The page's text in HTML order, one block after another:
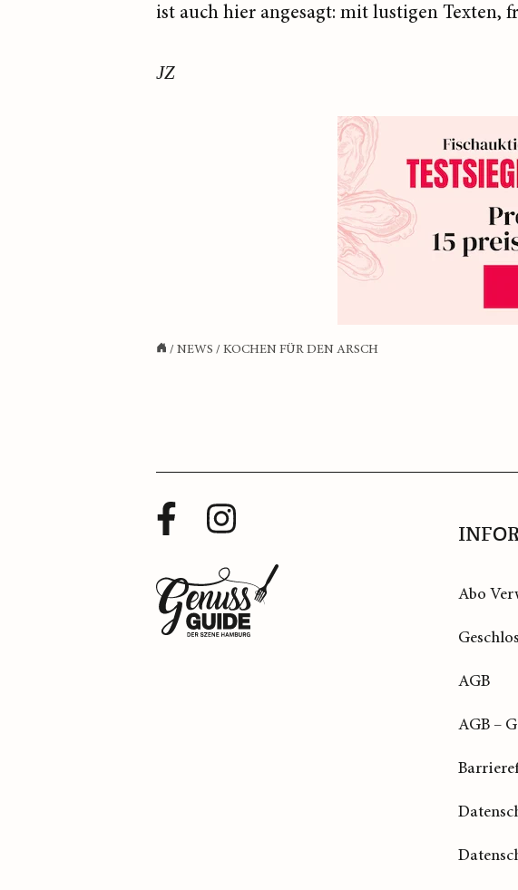
ist auch hier angesagt: mit lustigen
JZ
/ NEWS / KOCHEN FÜR DEN ARSCH
Facebook
Profil
Instagram
Zurück
zur
Startseite
Abo
AGB
AGB –